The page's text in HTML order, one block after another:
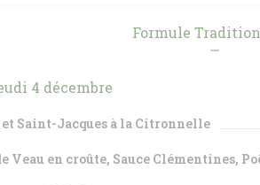
Formule
4 décembre
et Saint-Jacques à la Citronnelle
Veau en croûte, Sauce Clémentines,